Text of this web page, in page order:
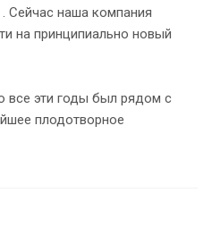
. Сейчас наша компания
на принципиально новый
все эти годы был рядом с
плодотворное